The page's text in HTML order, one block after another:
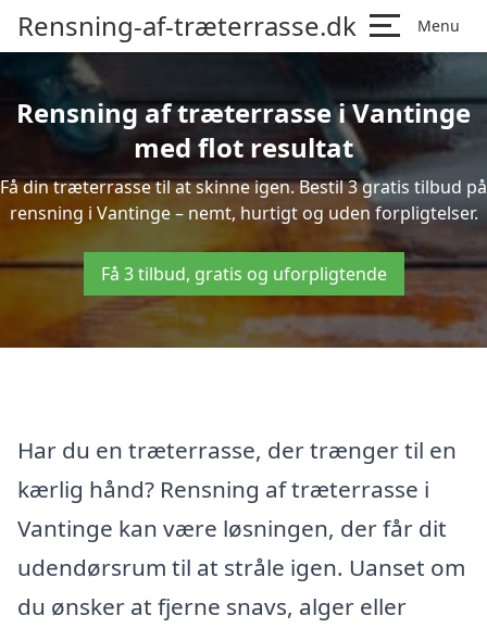
Rensning-af-træterrasse.dk Menu
Rensning af træterrasse i Vantinge
med flot resultat
Få din træterrasse til at skinne igen. Bestil 3 gratis tilbud på
rensning i Vantinge – nemt, hurtigt og uden forpligtelser.
Få 3 tilbud, gratis og uforpligtende
Har du en træterrasse, der trænger til en
kærlig hånd? Rensning af træterrasse i
Vantinge kan være løsningen, der får dit
udendørsrum til at stråle igen. Uanset om
du ønsker at fjerne snavs, alger eller